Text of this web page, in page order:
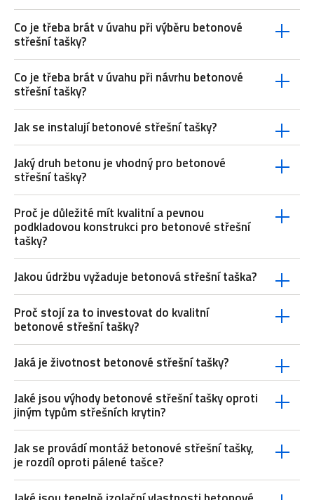
Co je třeba brát v úvahu při výběru betonové
střešní tašky?
Co je třeba brát v úvahu při návrhu betonové
střešní tašky?
Jak se instalují betonové střešní tašky?
Jaký druh betonu je vhodný pro betonové
střešní tašky?
Proč je důležité mít kvalitní a pevnou
podkladovou konstrukci pro betonové střešní
tašky?
Jakou údržbu vyžaduje betonová střešní taška?
Proč stojí za to investovat do kvalitní
betonové střešní tašky?
Jaká je životnost betonové střešní tašky?
Jaké jsou výhody betonové střešní tašky oproti
jiným typům střešních krytin?
Jak se provádí montáž betonové střešní tašky,
je rozdíl oproti pálené tašce?